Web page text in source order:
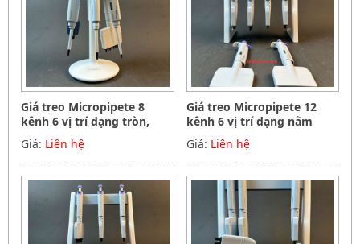
Giá treo Micropipete 8
kênh 6 vị trí dạng tròn,
Hãng Phoenix instrument
Germany
Giá: Liên hệ
Giá treo Micropipete 12
kênh 6 vị trí dạng nằm
ngang, Hãng Phoenix
instrument Germany
Giá: Liên hệ